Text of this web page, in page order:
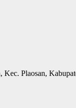
Kec. Plaosan,